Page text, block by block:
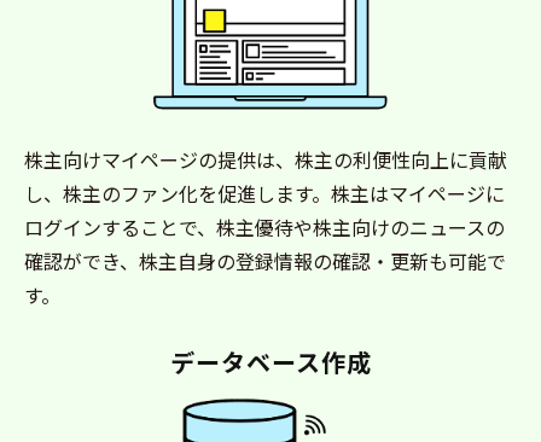
株主向けマイページの提供は、株主の利便性向上に貢献
し、株主のファン化を促進します。株主はマイページに
ログインすることで、株主優待や株主向けのニュースの
確認ができ、株主自身の登録情報の確認・更新も可能で
す。
データベース作成